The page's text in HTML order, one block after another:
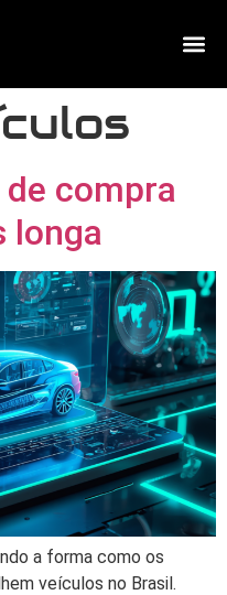
compra
longa
a forma como os
veículos no Brasil.